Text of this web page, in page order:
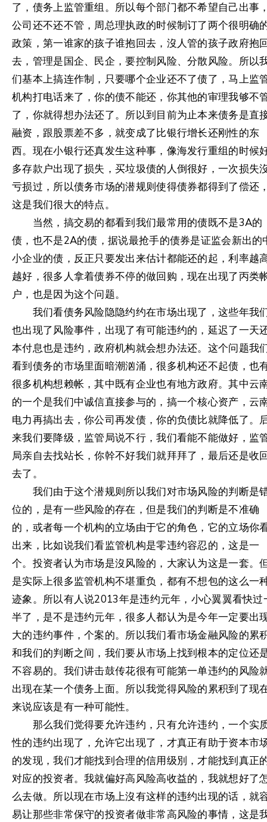
了，债务上监管重组。所以每个部门都不希望自己出事
公司还不还不管，周总理执政的时候制订了两个很明确
政策，第一谁家的孩子谁抱回去，沒人管的孩子政府抱
去，管理是国企、民企，要控制风险、分散风险。所以
们基本上搞连作制，只要哪个企业还不了债了，马上监
机构打电话来了，你的债不能还，你其他的审理我够不
了，你就得想办法还了。所以到目前为止本来债务是直
融资，跟股票差不多，就变成了比银行增长还刚性的东
西。现在小银行还真发生这种事，像海发行重组的时候
多存款户出现了损失，买垃圾债的人倒很好，一次损失
亏损过，所以债务市场的潜规则使得债券都得到了偿还
这是我们很大的特点。
当然，搞交易的都看到我们最常用的债既不是3A的
债，也不是2A的债，据说最抢手的债券是证监会新出的
小企业的债，反正只要发出来估计都能还的起，利率越
越好，很多人拿着债券不停的做回购，现在出现了丙类
户，也是因为这个问题。
我们看债务风险隐隐约约在市场出现了，这些年我
也出现了风险事件，出现了有可能违约的，延迟了一天
本付息也是违约，政府机构就会想办法还。这个问题我
看到债务的市场里面暗潮汹涌，很多机构还不起债，也
很多机构想赖帐，其中既有企业也有地方政府。其中云
的一个是我们中诚信直接参与的，搞一个核心资产，云
电力再搞出去，你公司再发债，你的负债比就降低了。
来我们要降级，监管局说不行，我们看能不能做好，监
局亲自去找站长，你幹不好我们就拜拜了，最后还是收
去了。
我们由于这个潜规则所以我们对市场风险的判断是
位的，是有一些风险的存在，但是我们的判断是不准确
的，或者每一个机构的立场由于它的角色，它的立场你
出来，比如说我们看监管机构是零违约容忍的，这是一
个。投资者认为市场是沒风险的，大家认为这是一套。
是实际上很多监管机构不堪重负，都有不想包的这么一
迹象。所以有人说2013年是违约元年，小心翼翼看快过
半了，是不是违约元年，很多人都认为是今年一定要出
大的违约事件，个案的。所以我们看市场金融风险的累
和我们的判断之间，我们要从市场上找到根本的定位还
不容易的。我们讲击鼓传花很有可能第一单违约的风险
出现在某一个债务上面。所以我觉得风险的累积到了现
来说应该是有一种可能性。
那么我们觉得要允许违约，只有允许违约，一个实
性的违约出现了，允许它出现了，才真正有助于资本市
的发现，我们才能找到合理的信用级別，才能找到真正
对应的投资者。我就偏好高风险高收益的，我就想好了
么去做。所以现在市场上沒有这样的违约出现的话，就
易让那些非常保守的投资者做非常高风险的事情，这是